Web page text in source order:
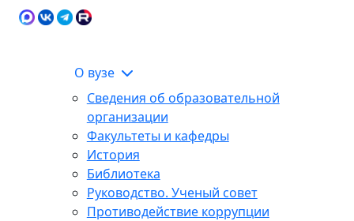
О вузе
Сведения об образовательной
организации
Факультеты и кафедры
История
Библиотека
Руководство. Ученый совет
Противодействие коррупции